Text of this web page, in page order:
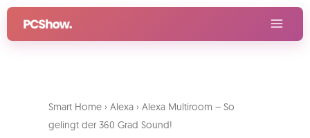
Zum
Inhalt
Smart Home ›Alexa ›Alexa Multiroom – So
gelingt der 360 Grad Sound!